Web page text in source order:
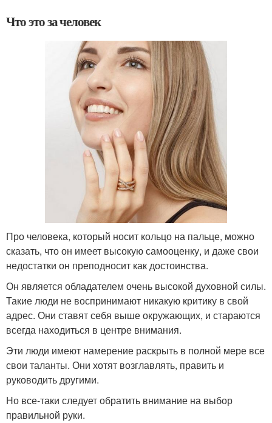
Что это за человек
Про человека, который носит кольцо на пальце, можно
сказать, что он имеет высокую самооценку, и даже свои
недостатки он преподносит как достоинства.
Он является обладателем очень высокой духовной силы.
Такие люди не воспринимают никакую критику в свой
адрес. Они ставят себя выше окружающих, и стараются
всегда находиться в центре внимания.
Эти люди имеют намерение раскрыть в полной мере все
свои таланты. Они хотят возглавлять, править и
руководить другими.
Но все-таки следует обратить внимание на выбор
правильной руки.